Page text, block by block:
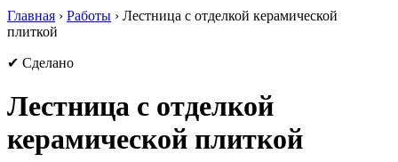
Главная › Работы › Лестница с отделкой керамической
плиткой
✔ Сделано
Лестница с отделкой
керамической плиткой